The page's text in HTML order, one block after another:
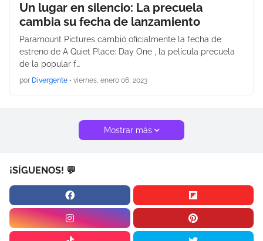
Un lugar en silencio: La precuela
cambia su fecha de lanzamiento
Paramount Pictures cambió oficialmente la fecha de
estreno de A Quiet Place: Day One , la película precuela
de la popular f…
por Divergente • viernes, enero 06, 2023
Mostrar más
¡SÍGUENOS! 💬